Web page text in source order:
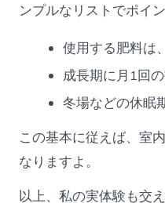
ンプルなリストでポイ
使用する肥料は
成長期に月1回
冬場などの休眠
この基本に従えば、室
なりますよ。
以上、私の実体験も交